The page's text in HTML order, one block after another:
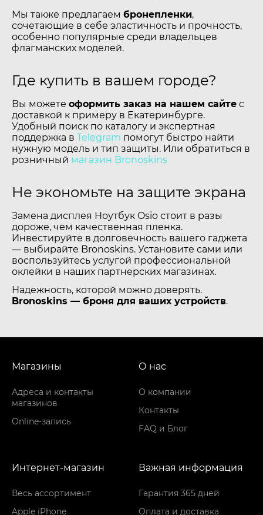
Мы также предлагаем бронепленки,
сочетающие в себе эластичность и прочность,
особенно популярные среди владельцев
флагманских моделей.
Где купить в вашем городе?
Вы можете оформить заказ на нашем сайте с
доставкой к примеру в Екатеринбурге.
Удобный поиск по каталогу и экспертная
поддержка в Telegram помогут быстро найти
нужную модель и тип защиты. Или обратиться в
розничный магазин Bronoskins
Не экономьте на защите экрана
Замена дисплея Ноутбук Osio стоит в разы
дороже, чем качественная пленка.
Инвестируйте в долговечность вашего гаджета
— выбирайте Bronoskins. Установите сами или
воспользуйтесь услугой профессиональной
оклейки в наших партнерских магазинах.
Надежность, которой можно доверять.
Bronoskins — броня для ваших устройств.
Магазины
Адреса и контакты
магазинов
Online-запись
О нас
О компании
Контакты
FAQ и Блог
Интернет-магазин
Весь ассортимент
Apple iPhone
Важная информация
Гарантия 365 дней
Оплата и доставка